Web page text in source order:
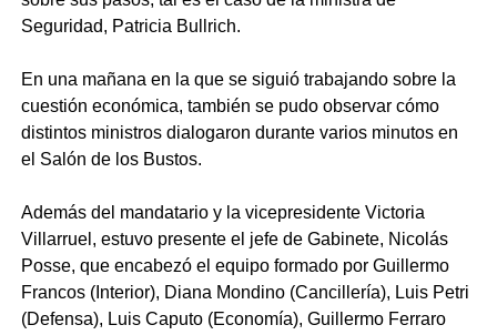
Seguridad, Patricia Bullrich.
En una mañana en la que se siguió trabajando sobre la
cuestión económica, también se pudo observar cómo
distintos ministros dialogaron durante varios minutos en
el Salón de los Bustos.
Además del mandatario y la vicepresidente Victoria
Villarruel, estuvo presente el jefe de Gabinete, Nicolás
Posse, que encabezó el equipo formado por Guillermo
Francos (Interior), Diana Mondino (Cancillería), Luis Petri
(Defensa), Luis Caputo (Economía), Guillermo Ferraro